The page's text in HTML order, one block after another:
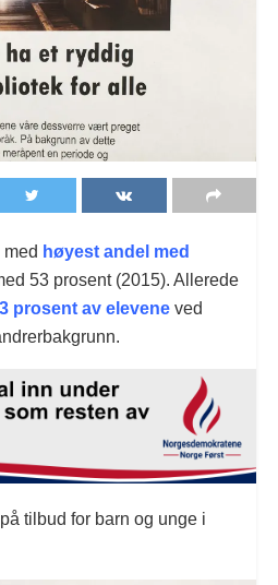
høyest andel med
53 prosent (2015). Allerede
prosent av elevene ved
tilbud for barn og unge i